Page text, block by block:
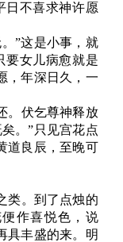
日不喜求神许愿
”这是小事，就
要女儿病愈就是
，年深日久，一
。伏乞尊神释放
。”只见宫花点
道良辰，至晚可
类。到了点烛的
作喜悦色，说
具丰盛的来。明